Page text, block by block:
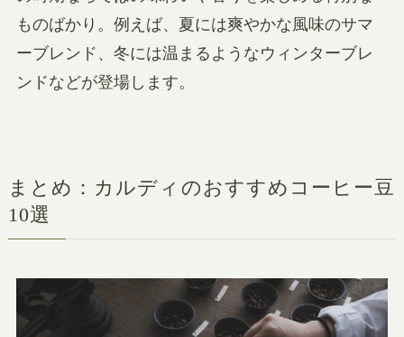
ものばかり。例えば、夏には爽やかな風味のサマ
ーブレンド、冬には温まるようなウィンターブレ
ンドなどが登場します。
まとめ：カルディのおすすめコーヒー豆
10選